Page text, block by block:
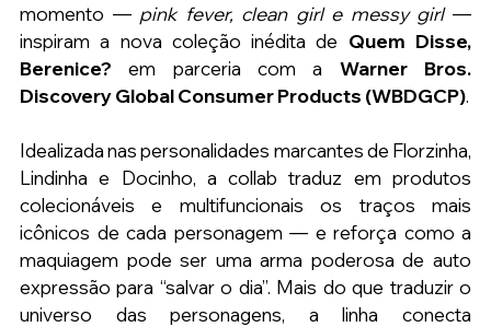
momento — pink fever, clean girl e messy girl —
inspiram a nova coleção inédita de Quem Disse,
Berenice? em parceria com a Warner Bros.
Discovery Global Consumer Products (WBDGCP).
Idealizada nas personalidades marcantes de Florzinha,
Lindinha e Docinho, a collab traduz em produtos
colecionáveis e multifuncionais os traços mais
icônicos de cada personagem — e reforça como a
maquiagem pode ser uma arma poderosa de auto
expressão para “salvar o dia”. Mais do que traduzir o
universo das personagens, a linha conecta